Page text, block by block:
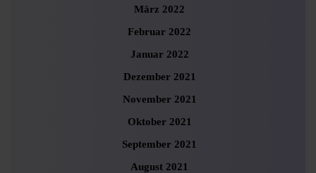
März 2022
Februar 2022
Januar 2022
Dezember 2021
November 2021
Oktober 2021
September 2021
August 2021